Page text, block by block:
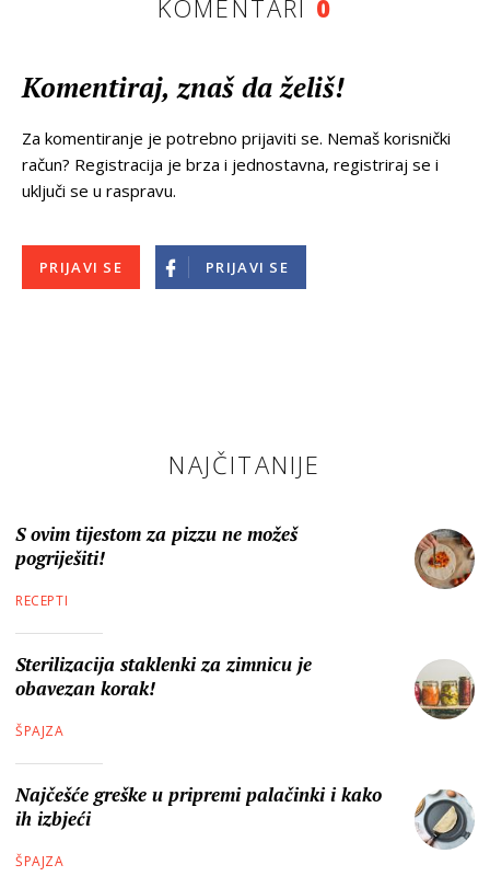
KOMENTARI 0
Komentiraj, znaš da želiš!
Za komentiranje je potrebno prijaviti se. Nemaš korisnički
račun? Registracija je brza i jednostavna, registriraj se i
uključi se u raspravu.
PRIJAVI SE PRIJAVI SE
NAJČITANIJE
S ovim tijestom za pizzu ne možeš
pogriješiti!
RECEPTI
Sterilizacija staklenki za zimnicu je
obavezan korak!
ŠPAJZA
Najčešće greške u pripremi palačinki i kako
ih izbjeći
ŠPAJZA